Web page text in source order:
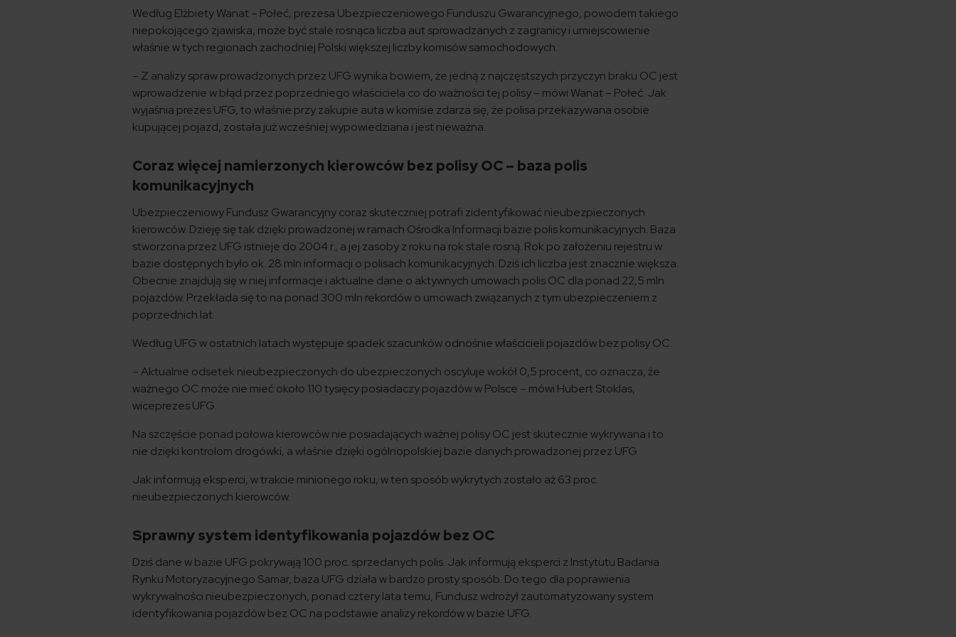
Według Elżbiety Wanat – Połeć, prezesa Ubezpieczeniowego Funduszu Gwarancyjnego, powodem takiego
niepokojącego zjawiska, może być stale rosnąca liczba aut sprowadzanych z zagranicy i umiejscowienie
właśnie w tych regionach zachodniej Polski większej liczby komisów samochodowych.
– Z analizy spraw prowadzonych przez UFG wynika bowiem, że jedną z najczęstszych przyczyn braku OC jest
wprowadzenie w błąd przez poprzedniego właściciela co do ważności tej polisy – mówi Wanat – Połeć. Jak
wyjaśnia prezes UFG, to właśnie przy zakupie auta w komisie zdarza się, że polisa przekazywana osobie
kupującej pojazd, została już wcześniej wypowiedziana i jest nieważna.
Coraz więcej namierzonych kierowców bez polisy OC – baza polis
komunikacyjnych
Ubezpieczeniowy Fundusz Gwarancyjny coraz skuteczniej potrafi zidentyfikować nieubezpieczonych
kierowców. Dzieję się tak dzięki prowadzonej w ramach Ośrodka Informacji bazie polis komunikacyjnych. Baza
stworzona przez UFG istnieje do 2004 r., a jej zasoby z roku na rok stale rosną. Rok po założeniu rejestru w
bazie dostępnych było ok. 28 mln informacji o polisach komunikacyjnych. Dziś ich liczba jest znacznie większa.
Obecnie znajdują się w niej informacje i aktualne dane o aktywnych umowach polis OC dla ponad 22,5 mln
pojazdów. Przekłada się to na ponad 300 mln rekordów o umowach związanych z tym ubezpieczeniem z
poprzednich lat.
Według UFG w ostatnich latach występuje spadek szacunków odnośnie właścicieli pojazdów bez polisy OC.
– Aktualnie odsetek nieubezpieczonych do ubezpieczonych oscyluje wokół 0,5 procent, co oznacza, że
ważnego OC może nie mieć około 110 tysięcy posiadaczy pojazdów w Polsce – mówi Hubert Stoklas,
wiceprezes UFG.
Na szczęście ponad połowa kierowców nie posiadających ważnej polisy OC jest skutecznie wykrywana i to
nie dzięki kontrolom drogówki, a właśnie dzięki ogólnopolskiej bazie danych prowadzonej przez UFG.
Jak informują eksperci, w trakcie minionego roku, w ten sposób wykrytych zostało aż 63 proc.
nieubezpieczonych kierowców.
Sprawny system identyfikowania pojazdów bez OC
Dziś dane w bazie UFG pokrywają 100 proc. sprzedanych polis. Jak informują eksperci z Instytutu Badania
Rynku Motoryzacyjnego Samar, baza UFG działa w bardzo prosty sposób. Do tego dla poprawienia
wykrywalności nieubezpieczonych, ponad cztery lata temu, Fundusz wdrożył zautomatyzowany system
identyfikowania pojazdów bez OC na podstawie analizy rekordów w bazie UFG.